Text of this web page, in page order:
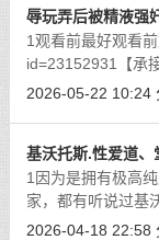
辱玩弄后被精液强
1观看前最好观看
id=23152931【承
穴的展开章鱼那坚
2026-05-22 10:24
基沃托斯.性爱道、
1因为是拥有极高
家，都有听说过基
够多了？那我们就
2026-04-18 22:58